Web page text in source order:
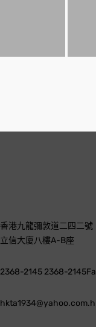
香港九龍彌敦道二四二號
立信大廈八樓A-B座
2368-2145 2368-2145